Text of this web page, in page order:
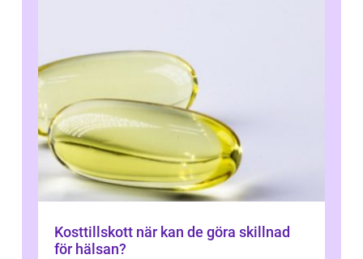
Kosttillskott när kan de göra skillnad
för hälsan?